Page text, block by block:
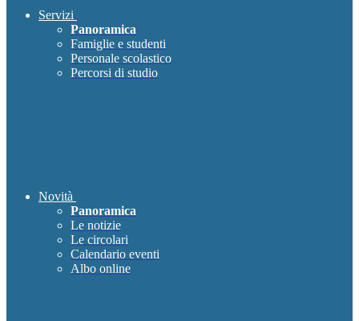
Servizi
Panoramica
Famiglie e studenti
Personale scolastico
Percorsi di studio
Novità
Panoramica
Le notizie
Le circolari
Calendario eventi
Albo online